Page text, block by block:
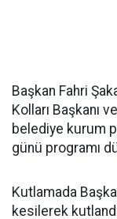
Başkan Fahri
Kolları Başkanı
belediye kurum
günü programı
Kutlamada
kesilerek